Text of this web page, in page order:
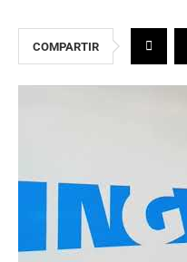
COMPARTIR